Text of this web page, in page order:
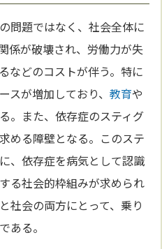
問題ではなく、社会全体に
係が破壊され、労働力が失
などのコストが伴う。特に
スが増加しており、教育や
。また、依存症のスティグ
める障壁となる。このステ
、依存症を病気として認識
る社会的枠組みが求められ
社会の両方にとって、乗り
ある。